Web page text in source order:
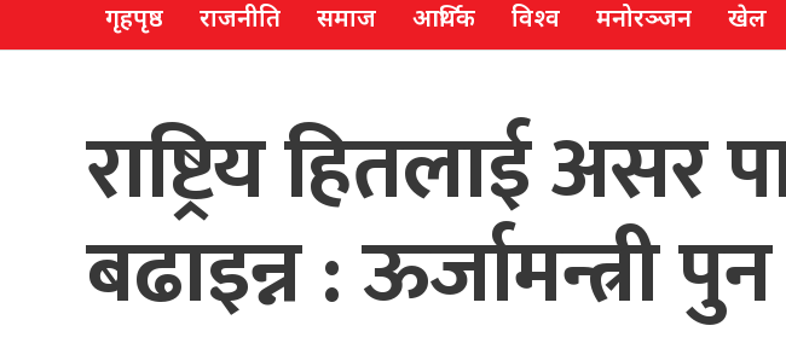
गृहपृष्ठ राजनीति समाज आर्थिक विश्व मनोरञ्जन खेल
राष्ट्रिय हितलाई
बढाइन्न : ऊर्जामन्त्री पुन